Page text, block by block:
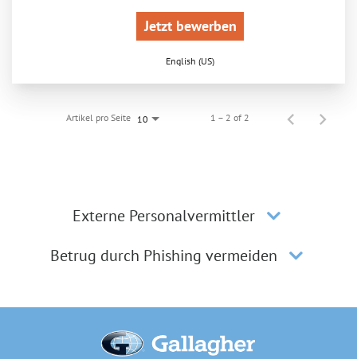
Jetzt bewerben
English (US)
Artikel pro Seite 10 1 – 2 of 2
Externe Personalvermittler
Betrug durch Phishing vermeiden